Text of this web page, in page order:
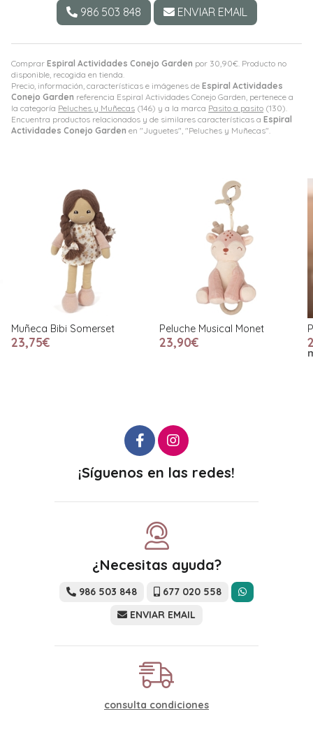
Comprar Espiral Actividades Conejo Garden por 30,90€. Producto no
disponible, recogida en tienda.
Precio, información, características e imágenes de Espiral Actividades
Conejo Garden referencia Espiral Actividades Conejo Garden, pertenece a
la categoría Peluches y Muñecas (146) y a la marca Pasito a pasito (130).
Encuentra productos relacionados y de similares características a Espiral
Actividades Conejo Garden en "Juguetes", "Peluches y Muñecas".
986 503 848 ENVIAR EMAIL
Muñeca Bibi Somerset
23,75€
Peluche Musical Monet
23,90€
¡Síguenos en las redes!
¿Necesitas ayuda?
986 503 848
677 020 558
ENVIAR EMAIL
consulta condiciones